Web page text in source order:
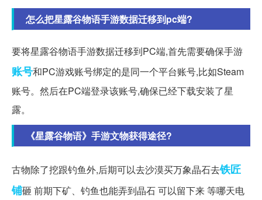
怎么把星露谷物语手游数据迁移到pc端?
要将星露谷物语手游数据迁移到PC端,首先需要确保手游
账号和PC游戏账号绑定的是同一个平台账号,比如Steam
账号。然后在PC端登录该账号,确保已经下载安装了星
露。
《星露谷物语》手游文物获得途径?
古物除了挖跟钓鱼外,后期可以去沙漠买万象晶石去铁匠
铺砸 前期下矿、钓鱼也能弄到晶石 可以留下来 等哪天电